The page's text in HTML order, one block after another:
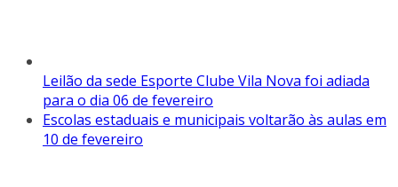
Leilão da sede Esporte Clube Vila Nova foi adiada
para o dia 06 de fevereiro
Escolas estaduais e municipais voltarão às aulas em
10 de fevereiro